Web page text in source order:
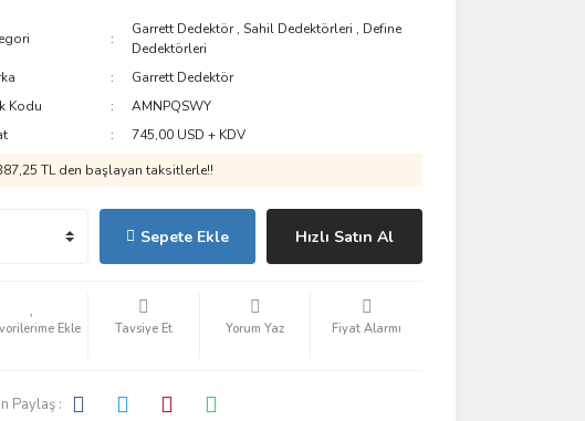
Garrett Dedektör,Sahil Dedektörleri , Define
Dedektörleri
Garrett Dedektör
Kodu
AMNPQSWY
745,00 USD + KDV
TL den başlayan taksitlerle!!
Sepete Ekle Hızlı Satın Al
Tavsiye Et Yorum Yaz Fiyat Alarmı
Paylaş :